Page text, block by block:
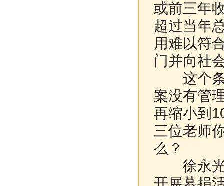
或前三年
超过当年
用难以符
门并向社
这个条
案没有管
再缩小到
三位老师
么？
徐永光